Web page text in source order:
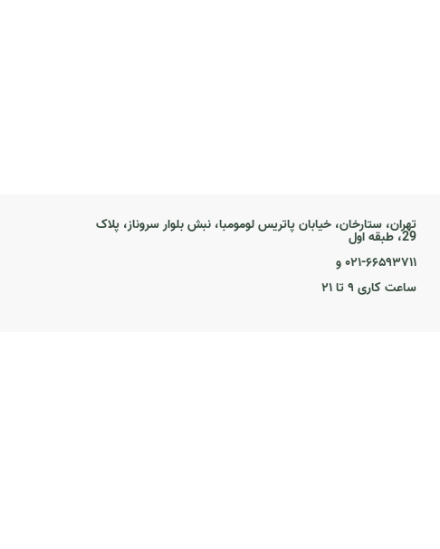
تهران، ستارخان، خیابان پاتریس لومومبا، نبش بلوار سروناز، پلاک
29، طبقه اول
۰۲۱-۶۶۵۹۳۷۱۱ و
ساعت کاری ۹ تا ۲۱